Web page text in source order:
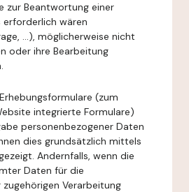
zur Beantwortung einer
erforderlich wären
...), möglicherweise nicht
oder ihre Bearbeitung
(zum
integrierte Formulare)
personenbezogener Daten
dies grundsätzlich mittels
Andernfalls, wenn die
Daten für die
Verarbeitung